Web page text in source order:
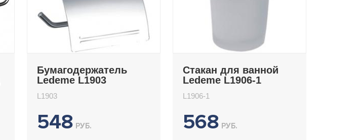
Бумагодержатель
Ledeme L1903
L1903
548 РУБ.
Стакан для ванной
Ledeme L1906-1
L1906-1
568 РУБ.